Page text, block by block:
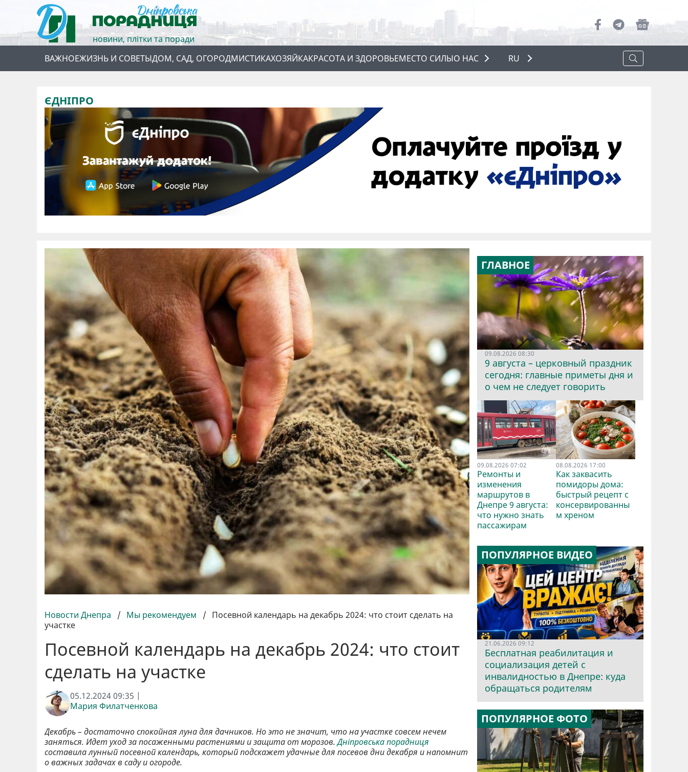
новини, плітки та поради
ВАЖНОЕЖИЗНЬ И СОВЕТЫДОМ, САД, ОГОРОДМИСТИКАХОЗЯЙКАКРАСОТА И ЗДОРОВЬЕМЕСТО СИЛЫО НАС
О НАС
RU
ЄДНІПРО
Новости Днепра / Мы рекомендуем / Посевной календарь на декабрь 2024: что стоит сделать на
участке
Посевной календарь на декабрь 2024: что стоит
сделать на участке
05.12.2024 09:35 |
Мария Филатченкова
Декабрь – достаточно спокойная луна для дачников. Но это не значит, что на участке совсем нечем
заняться. Идет уход за посаженными растениями и защита от морозов.Дніпровська порадниця
составила лунный посевной календарь, который подскажет удачные для посевов дни декабря и напомнит
о важных задачах в саду и огороде.
ГЛАВНОЕ
09.08.2026 08:30
9 августа – церковный праздник
сегодня: главные приметы дня и
о чем не следует говорить
09.08.2026 07:02
Ремонты и
изменения
маршрутов в
Днепре 9 августа:
что нужно знать
пассажирам
08.08.2026 17:00
Как заквасить
помидоры дома:
быстрый рецепт с
консервированны
м хреном
ПОПУЛЯРНОЕ ВИДЕО
21.06.2026 09:12
Бесплатная реабилитация и
социализация детей с
инвалидностью в Днепре: куда
обращаться родителям
ПОПУЛЯРНОЕ ФОТО